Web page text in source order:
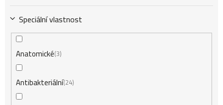
Speciální vlastnost
Anatomické 3
Antibakteriální24